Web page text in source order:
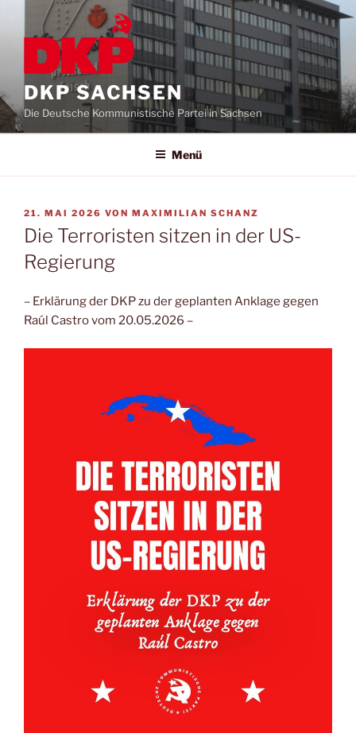
DKP SACHSEN
Die Deutsche Kommunistische Partei in Sachsen
Menü
21. MAI 2026 VON MAXIMILIAN SCHANZ
Die Terroristen sitzen in der US-
Regierung
– Erklärung der DKP zu der geplanten Anklage gegen
Raúl Castro vom 20.05.2026 –